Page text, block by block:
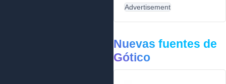
Advertisement
Nuevas fuentes de
Gótico